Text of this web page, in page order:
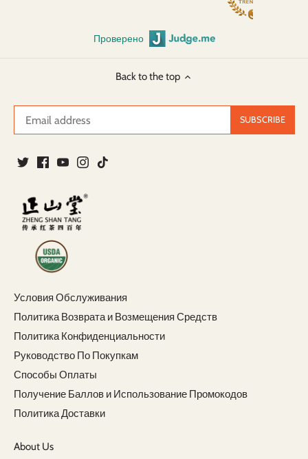
Проверено
Back to the top
Условия Обслуживания
Политика Возврата и Возмещения Средств
Политика Конфиденциальности
Руководство По Покупкам
Способы Оплаты
Получение Баллов и Использование Промокодов
Политика Доставки
About Us